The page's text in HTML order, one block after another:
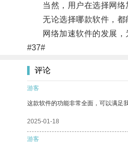
当然，用户在选择网络加
无论选择哪款软件，都
网络加速软件的发展，
#37#
评论
游客
这款软件的功能非常全面，可以满足
2025-01-18
游客